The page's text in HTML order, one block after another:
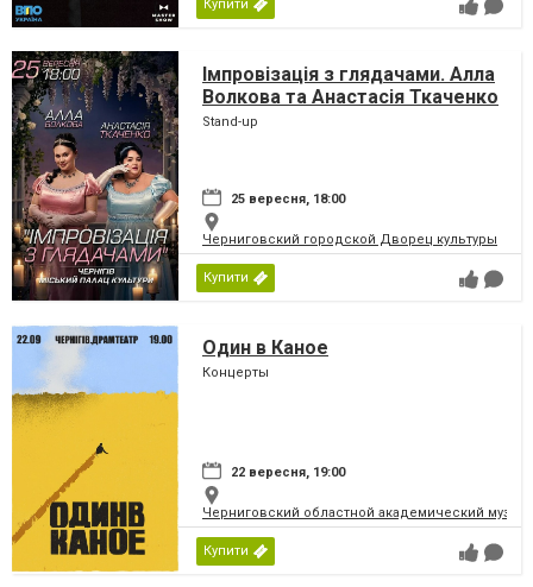
Купити
Імпровізація з глядачами. Алла
Волкова та Анастасія Ткаченко
Stand-up
25 вересня, 18:00
Черниговский городской Дворец культуры
Купити
Один в Каное
Концерты
22 вересня, 19:00
Черниговский областной академический
Купити